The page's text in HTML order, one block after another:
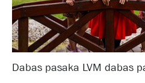
Dabas pasaka LVM dabas